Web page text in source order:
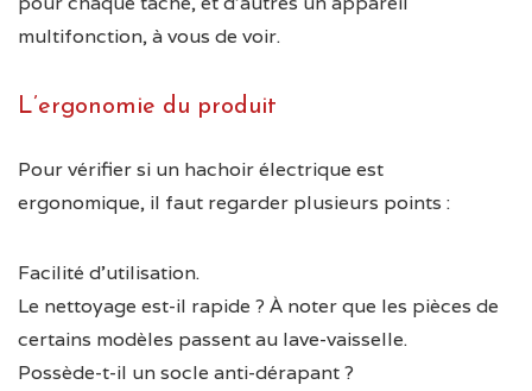
multifonction, à vous de voir.
L’ergonomie du produit
Pour vérifier si un hachoir électrique est
ergonomique, il faut regarder plusieurs points :
Facilité d’utilisation.
Le nettoyage est-il rapide ? À noter que les pièces de
certains modèles passent au lave-vaisselle.
Possède-t-il un socle anti-dérapant ?